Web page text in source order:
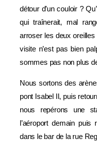
détour d’un couloir ?
qui traînerait, mal
arroser les deux
visite n’est pas bien
sommes pas non plus
Nous sortons des
pont Isabel II, puis
nous repérons une
l’aéroport demain
dans le bar de la rue